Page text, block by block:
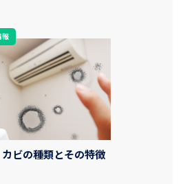
報
ビの種類とその特徴